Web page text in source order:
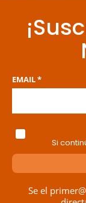
EMAIL *
Si
Se el